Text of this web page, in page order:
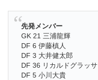
先発メンバー
GK 21 三浦龍輝
DF 6 伊藤槙人
DF 3 大井健太郎
DF 36 リカルドグラッサ
DF 5 小川大貴